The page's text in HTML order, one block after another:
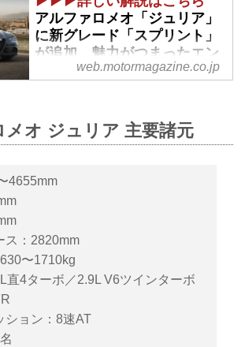
アルファロメオ「ジュリア」
に新グレード「スプリント」
が追加、魅力がつまったエン
トリーモデル - Webモーター
のDセグメントFRスポーツセダン
「ジュリア」のラインナップに、
リント（SPRINT ）」が追加され
ーグレードに位置づけられる。
web.motormagazine.co.jp
メオ ジュリア 主要諸元
4655mm
ス：2820mm
〜1710kg
直4ターボ／2.9L V6ツインターボ
ション：8速AT